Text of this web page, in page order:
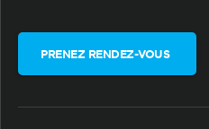
PRENEZ RENDEZ-VOUS